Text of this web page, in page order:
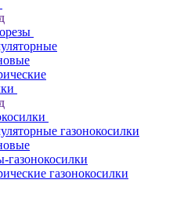
газонокосилки
газонокосилки
газонокосилки